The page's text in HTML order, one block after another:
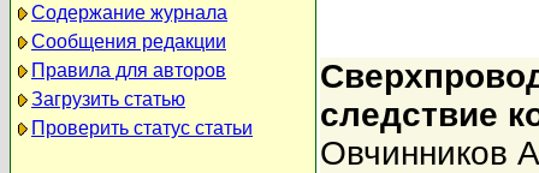
Содержание журнала
Сообщения редакции
Правила для авторов
Загрузить статью
Проверить статус статьи
следствие
Овчинников